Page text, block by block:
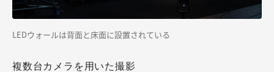
LEDウォールは背面と床面に設置されている
複数台カメラを用いた撮影